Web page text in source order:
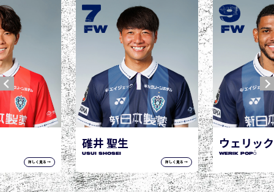
詳しく見る →
ウェリック ポポ
WERIK POPÓ
詳しく見る →
9
FW
城後 寿
JOGO Hisashi
10
FW